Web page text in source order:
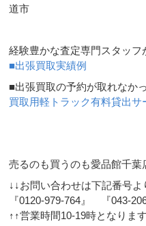
道市
経験豊かな査定専門スタッフ
■出張買取実績例
■出張買取の予約が取れなか
買取用軽トラック有料貸出サ
売るのも買うのも愛品館千葉
↓↓お問い合わせは下記番号よ
『0120-979-764』 『043-
↑↑営業時間10-19時となりま